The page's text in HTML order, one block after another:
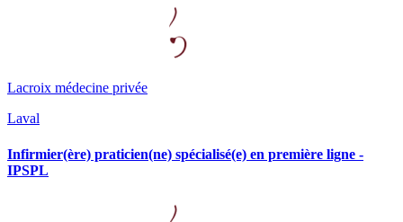
Lacroix médecine privée
Laval
Infirmier(ère) praticien(ne) spécialisé(e) en première ligne -
IPSPL